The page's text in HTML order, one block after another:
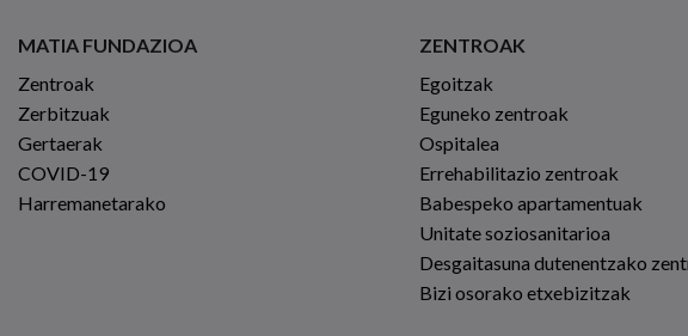
MATIA FUNDAZIOA
Zentroak
Zerbitzuak
Gertaerak
COVID-19
Harremanetarako
ZENTROAK
Egoitzak
Eguneko zentroak
Ospitalea
Errehabilitazio zentroak
Babespeko apartamentuak
Unitate soziosanitarioa
Desgaitasuna dutenentzako
Bizi osorako etxebizitzak